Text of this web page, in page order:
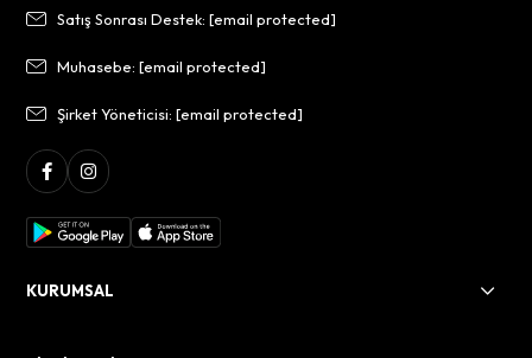
Satış Sonrası Destek:[email protected]
Muhasebe:[email protected]
Şirket Yöneticisi:[email protected]
KURUMSAL